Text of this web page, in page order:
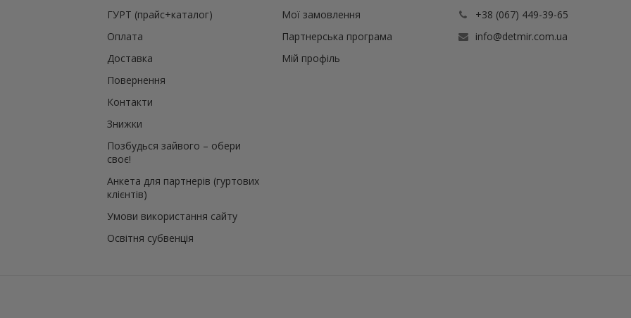
ГУРТ (прайс+каталог)
Оплата
Доставка
Повернення
Контакти
Знижки
Позбудься зайвого – обери
своє!
Анкета для партнерів (гуртових
клієнтів)
Умови використання сайту
Освітня субвенція
Мої замовлення
Партнерська програма
Мій профіль
+38 (067) 449-39-65
info@detmir.com.ua